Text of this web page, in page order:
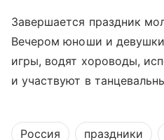
Завершается праздник
Вечером юноши и
игры, водят хороводы,
и участвуют в
Россия праздники